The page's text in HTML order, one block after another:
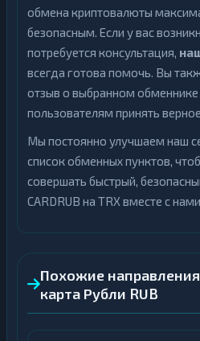
обмена криптовалюты
безопасным. Если у вас
потребуется консультация,
всегда готова помочь. Вы
отзыв о выбранном
пользователям принять
Мы постоянно улучшаем наш
список обменных пунктов,
совершать быстрый,
CARDRUB на TRX вместе с
Похожие
карта Рубли RUB